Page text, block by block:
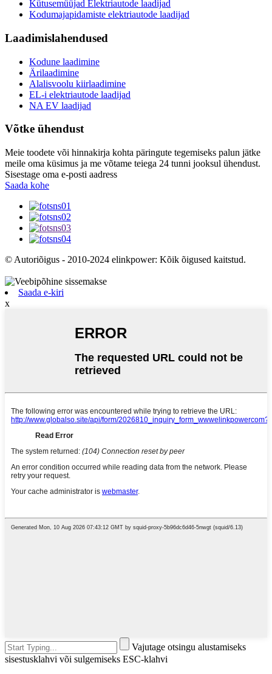
Kütusemüüjad Elektriautode laadijad
Kodumajapidamiste elektriautode laadijad
Laadimislahendused
Kodune laadimine
Ärilaadimine
Alalisvoolu kiirlaadimine
EL-i elektriautode laadijad
NA EV laadijad
Võtke ühendust
Meie toodete või hinnakirja kohta päringute tegemiseks palun jätke
meile oma küsimus ja me võtame teiega 24 tunni jooksul ühendust.
Sisestage oma e-posti aadress
Saada kohe
© Autoriõigus - 2010-2024 elinkpower: Kõik õigused kaitstud.
Saada e-kiri
x
Vajutage otsingu alustamiseks
sisestusklahvi või sulgemiseks ESC-klahvi